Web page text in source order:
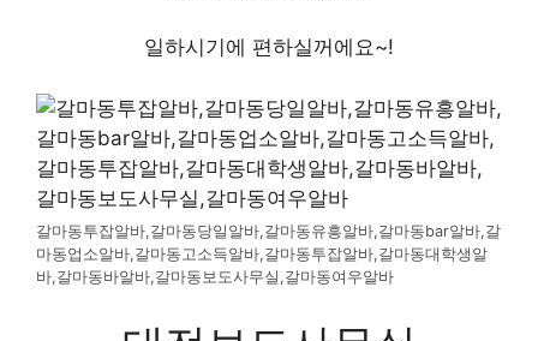
일하시기에 편하실꺼에요~!
갈마동투잡알바,갈마동당일알바,갈마동유흥알바,갈마동bar알바,갈
마동업소알바,갈마동고소득알바,갈마동투잡알바,갈마동대학생알
바,갈마동바알바,갈마동보도사무실,갈마동여우알바